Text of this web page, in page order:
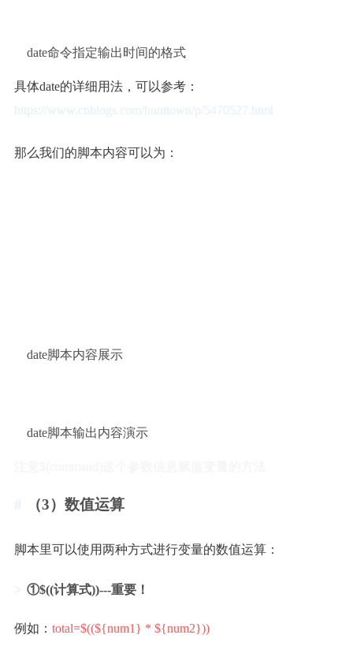
date命令指定输出时间的格式
具体date的详细用法，可以参考：
那么我们的脚本内容可以为：
date脚本内容展示
date脚本输出内容演示
（3）数值运算
脚本里可以使用两种方式进行变量的数值运算：
①$((计算式))---重要！
例如： total=$((${num1} * ${num2}))